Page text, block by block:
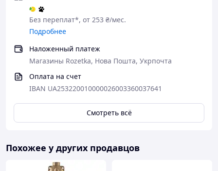
ОПИСАНИЕ
Польский насос с измельчителем Rona WQD 12 -
является одним из первых насосов на польском рынке
и наиболее надежным с высокой
которые дают параметры от 2500 до 3000 Вт- если
вы имеете какое-то представление об этом, очевидно,
насос.
Без переплат*, от 253 ₴/мес.
Подробнее
Наложенный платеж
Магазины Rozetka, Нова Пошта, Укрпочта
Оплата на счет
IBAN UA253220010000026003360037641
Смотреть всё
Похожее у других продавцов